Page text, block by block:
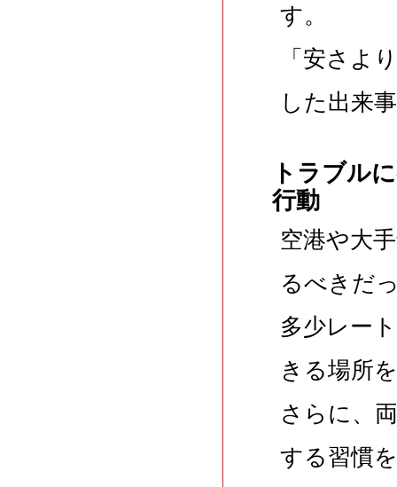
す。
「安さよ
した出来
トラブル
行動
空港や大
るべきだ
多少レー
きる場所
さらに、
する習慣